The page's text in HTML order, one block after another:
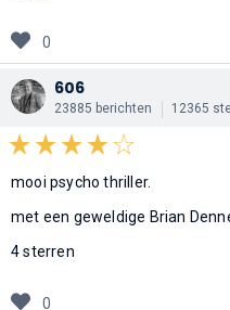
0
606
23885 berichten 12365
mooi psycho thriller.
met een geweldige Brian
4 sterren
0